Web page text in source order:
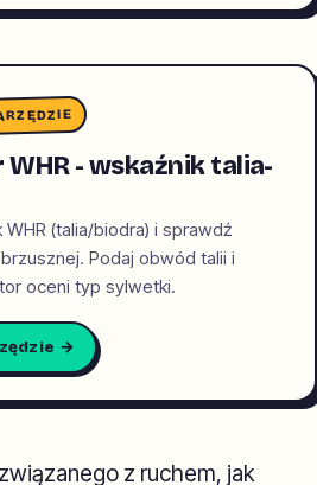
- wskaźnik talia-
WHR (talia/biodra) i sprawdź
Podaj obwód talii i
oceni typ sylwetki.
→
z ruchem, jak